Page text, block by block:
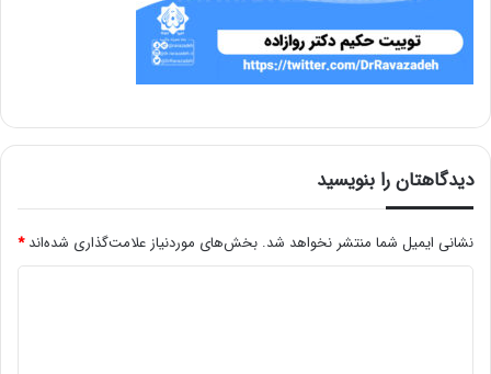
دیدگاهتان را بنویسید
نشانی ایمیل شما منتشر نخواهد شد. بخش‌های موردنیاز علامت‌گذاری شده‌اند*